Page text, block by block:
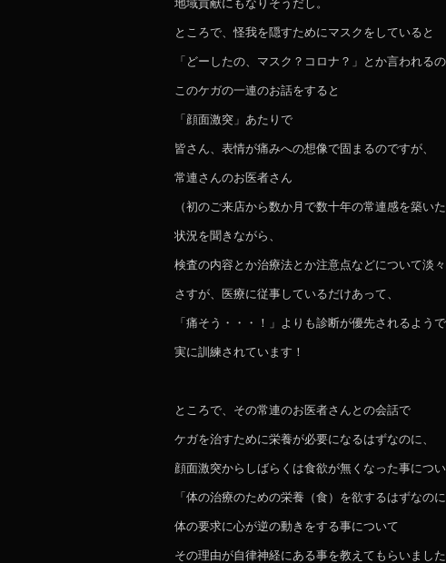
地域貢献にもなりそうだし。
ところで、怪我を隠すためにマスクをしていると
「どーしたの、マスク？コロナ？」とか言われる
このケガの一連のお話をすると
「顔面激突」あたりで
皆さん、表情が痛みへの想像で固まるのですが、
常連さんのお医者さん
（初のご来店から数か月で数十年の常連感を築いた
状況を聞きながら、
検査の内容とか治療法とか注意点などについて淡々
さすが、医療に従事しているだけあって、
「痛そう・・・！」よりも診断が優先されるようで
実に訓練されています！
ところで、その常連のお医者さんとの会話で
ケガを治すために栄養が必要になるはずなのに、
顔面激突からしばらくは食欲が無くなった事につ
「体の治療のための栄養（食）を欲するはずなのに
体の要求に心が逆の動きをする事について
その理由が自律神経にある事を教えてもらいました